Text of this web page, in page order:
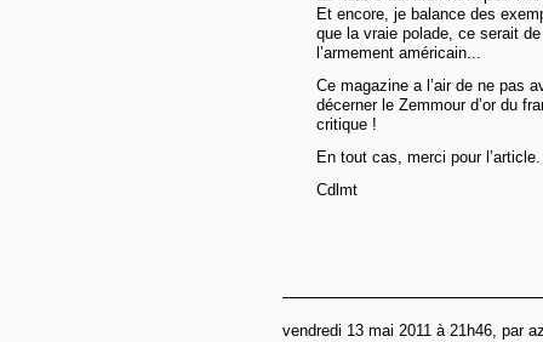
Et encore, je balance des
que la vraie polade, ce serait
l’armement américain...
Ce magazine a l’air de ne pas
décerner le Zemmour d’or du
critique !
En tout cas, merci pour
Cdlmt
vendredi 13 mai 2011 à 21h46, par